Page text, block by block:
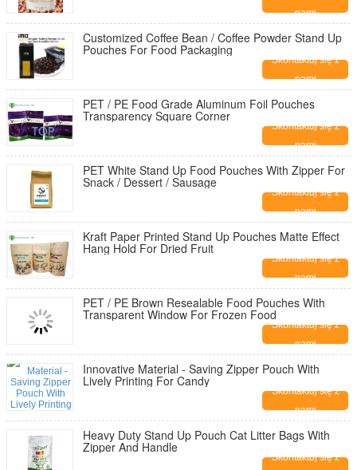
nami
Customized Coffee Bean / Coffee Powder Stand Up
Pouches For Food Packaging
Skontaktuj się z
nami
PET / PE Food Grade Aluminum Foil Pouches
Transparency Square Corner
Skontaktuj się z
nami
PET White Stand Up Food Pouches With Zipper For
Snack / Dessert / Sausage
Skontaktuj się z
nami
Kraft Paper Printed Stand Up Pouches Matte Effect
Hang Hold For Dried Fruit
Skontaktuj się z
nami
PET / PE Brown Resealable Food Pouches With
Transparent Window For Frozen Food
Skontaktuj się z
nami
Innovative Material - Saving Zipper Pouch With
Lively Printing For Candy
Skontaktuj się z
nami
Heavy Duty Stand Up Pouch Cat Litter Bags With
Zipper And Handle
Skontaktuj się z